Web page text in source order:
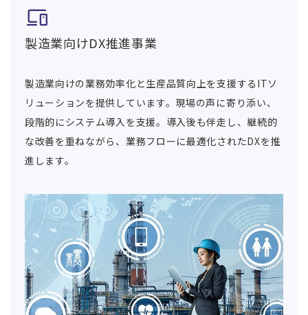
製造業向けDX推進事業
製造業向けの業務効率化と生産品質向上を支援するITソ
リューションを提供しています。現場の声に寄り添い、
段階的にシステム導入を支援。導入後も伴走し、継続的
な改善を重ねながら、業務フローに最適化されたDXを推
進します。